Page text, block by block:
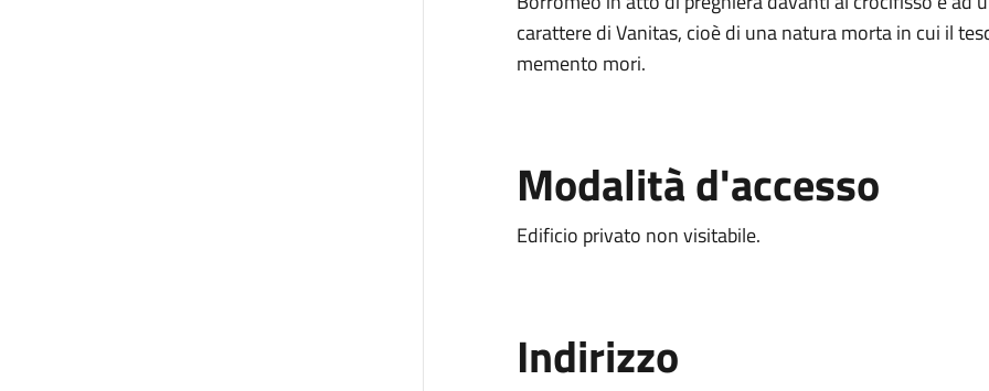
carattere di Vanitas, cioè di una natura morta in cui il
memento mori.
Modalità d'accesso
Edificio privato non visitabile.
Indirizzo